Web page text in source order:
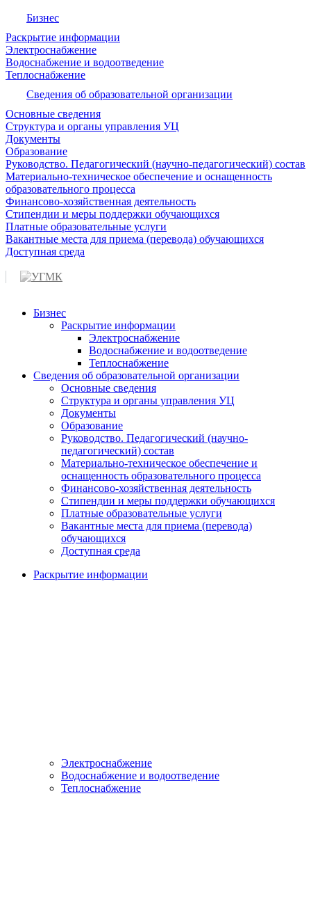
Бизнес
Раскрытие информации
Электроснабжение
Водоснабжение и водоотведение
Теплоснабжение
Сведения об образовательной организации
Основные сведения
Структура и органы управления УЦ
Документы
Образование
Руководство. Педагогический (научно-педагогический) состав
Материально-техническое обеспечение и оснащенность
образовательного процесса
Финансово-хозяйственная деятельность
Стипендии и меры поддержки обучающихся
Платные образовательные услуги
Вакантные места для приема (перевода) обучающихся
Доступная среда
Бизнес
Раскрытие информации
Электроснабжение
Водоснабжение и водоотведение
Теплоснабжение
Сведения об образовательной организации
Основные сведения
Структура и органы управления УЦ
Документы
Образование
Руководство. Педагогический (научно-
педагогический) состав
Материально-техническое обеспечение и
оснащенность образовательного процесса
Финансово-хозяйственная деятельность
Стипендии и меры поддержки обучающихся
Платные образовательные услуги
Вакантные места для приема (перевода)
обучающихся
Доступная среда
Раскрытие информации
Электроснабжение
Водоснабжение и водоотведение
Теплоснабжение